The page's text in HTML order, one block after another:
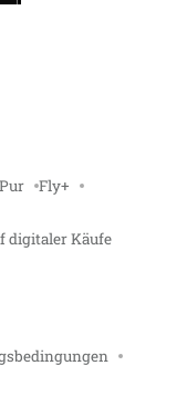
Fly+
digitaler Käufe